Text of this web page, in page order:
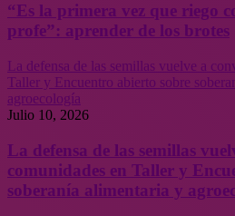
“Es la primera vez que riego
profe”: aprender de los brotes
La defensa de las semillas vuelve a
Taller y Encuentro abierto sobre
agroecología
Julio 10, 2026
La defensa de las semillas
comunidades en Taller y
soberanía alimentaria y